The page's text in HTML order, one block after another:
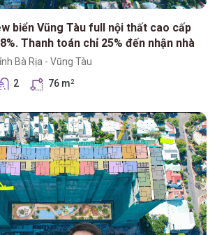
biển Vũng Tàu full nội thất cao cấp
Thanh toán chỉ 25% đến nhận nhà
Bà Rịa - Vũng Tàu
2 76 m 2